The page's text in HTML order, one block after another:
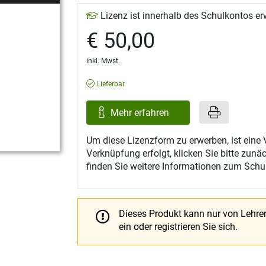
Lizenz ist innerhalb des Schulkontos
€ 50,00
inkl. Mwst.
Lieferbar
Mehr erfahren
Um diese Lizenzform zu erwerben, ist
Verknüpfung erfolgt, klicken Sie bitte
finden Sie weitere Informationen zum
Dieses Produkt kann nur von
ein oder registrieren Sie sich.